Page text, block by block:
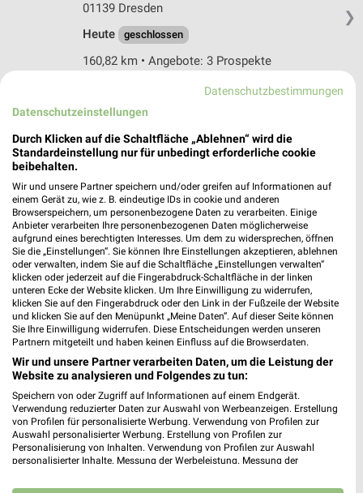
❯
01139 Dresden
Heute
geschlossen
160,82 km • Angebote: 3 Prospekte
Douglas Dresden Elbe Park
01139 Dresden
160,99 km
Rossmann Dresden
Riesaer Str. 5
01129 Dresden
Heute geschlossen
161,35 km • Angebote: 3 Prospekte
dm Dresden
Großenhainer Straße 119a
01127 Dresden
Heute geschlossen
Datenschutzbestimmungen
Datenschutzeinstellungen
Durch Klicken auf die Schaltfläche „Ablehnen“ wird die
Standardeinstellung nur für unbedingt erforderliche cookie
beibehalten.
Wir und unsere Partner speichern und/oder greifen auf Informationen auf
einem Gerät zu, wie z. B. eindeutige IDs in cookie und anderen
Browserspeichern, um personenbezogene Daten zu verarbeiten. Einige
Anbieter verarbeiten Ihre personenbezogenen Daten möglicherweise
aufgrund eines berechtigten Interesses. Um dem zu widersprechen, öffnen
Sie die „Einstellungen“. Sie können Ihre Einstellungen akzeptieren, ablehnen
oder verwalten, indem Sie auf die Schaltfläche „Einstellungen verwalten“
klicken oder jederzeit auf die Fingerabdruck-Schaltfläche in der linken
unteren Ecke der Website klicken. Um Ihre Einwilligung zu widerrufen,
klicken Sie auf den Fingerabdruck oder den Link in der Fußzeile der Website
und klicken Sie auf den Menüpunkt „Meine Daten“. Auf dieser Seite können
Sie Ihre Einwilligung widerrufen. Diese Entscheidungen werden unseren
Partnern mitgeteilt und haben keinen Einfluss auf die Browserdaten.
Wir und unsere Partner verarbeiten Daten, um die Leistung der
Website zu analysieren und Folgendes zu tun:
Speichern von oder Zugriff auf Informationen auf einem Endgerät.
Verwendung reduzierter Daten zur Auswahl von Werbeanzeigen. Erstellung
von Profilen für personalisierte Werbung. Verwendung von Profilen zur
Auswahl personalisierter Werbung. Erstellung von Profilen zur
Personalisierung von Inhalten. Verwendung von Profilen zur Auswahl
personalisierter Inhalte. Messung der Werbeleistung. Messung der
Kombinationen von Daten aus verschiedenen Quellen. Entwicklung und